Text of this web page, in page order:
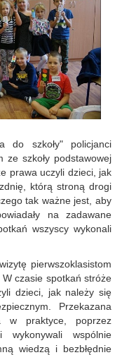
do szkoły" policjanci
ze szkoły podstawowej
prawa uczyli dzieci, jak
którą stroną drogi
tak ważne jest, aby
na zadawane
wszyscy wykonali
pierwszoklasistom
czasie spotkań stróże
dzieci, jak należy się
Przekazana
w praktyce, poprzez
wspólnie
wiedzą i bezbłędnie